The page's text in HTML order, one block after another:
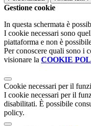
Gestione cookie
In questa schermata è
I cookie necessari sono
piattaforma e non è
Per conoscere quali sono i
visionare la COOKIE
Cookie necessari per il
I cookie necessari per il
disabilitati. È possibile
policy.